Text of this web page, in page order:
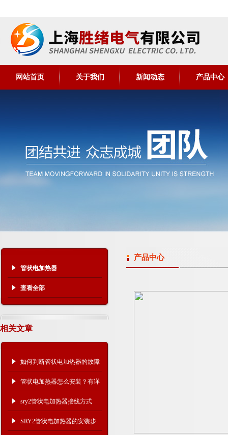
网站首页 关于我们 新闻动态 产品中心
管状电加热器
查看全部
相关文章
如何判断管状电加热器的故障
原因？
管状电加热器怎么安装？有详
细的操作步骤吗？
sry2管状电加热器接线方式
​SRY2管状电加热器的安装步
产品中心